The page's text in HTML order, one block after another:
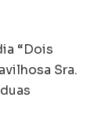
“Dois
Sra.